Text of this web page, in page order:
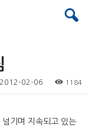
2012-02-06 1184
기며 지속되고 있는